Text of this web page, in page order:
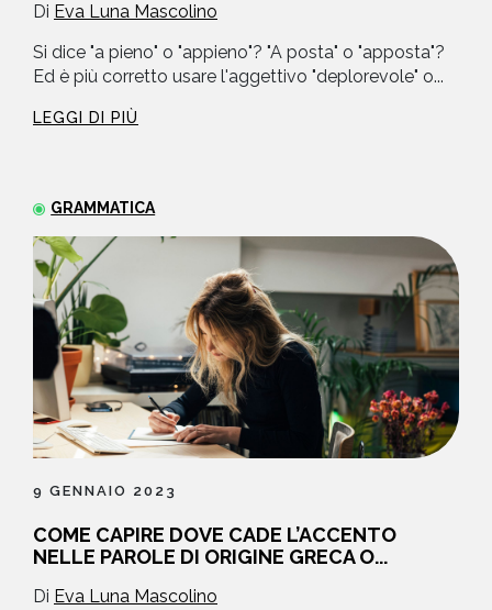
Di Eva Luna Mascolino
Si dice "a pieno" o "appieno"? "A posta" o "apposta"?
Ed è più corretto usare l'aggettivo "deplorevole" o...
LEGGI DI PIÙ
GRAMMATICA
9 GENNAIO 2023
COME CAPIRE DOVE CADE L’ACCENTO
NELLE PAROLE DI ORIGINE GRECA O...
Di Eva Luna Mascolino